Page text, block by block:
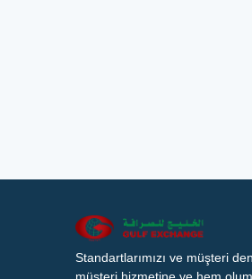
Standartlarımızı ve müşteri